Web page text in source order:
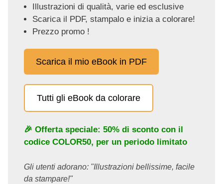
Illustrazioni di qualità, varie ed esclusive
Scarica il PDF, stampalo e inizia a colorare!
Prezzo promo !
Scarica il mio eBook in PDF
Tutti gli eBook da colorare
🎉 Offerta speciale: 50% di sconto con il
codice COLOR50, per un periodo limitato
Gli utenti adorano: "Illustrazioni bellissime, facile
da stampare!"